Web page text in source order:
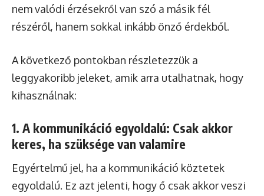
nem valódi érzésekről van szó a másik fél
részéről, hanem sokkal inkább önző érdekből.
A következő pontokban részletezzük a
leggyakoribb jeleket, amik arra utalhatnak, hogy
kihasználnak:
1. A kommunikáció egyoldalú: Csak akkor
keres, ha szüksége van valamire
Egyértelmű jel, ha a kommunikáció köztetek
egyoldalú. Ez azt jelenti, hogy ő csak akkor veszi